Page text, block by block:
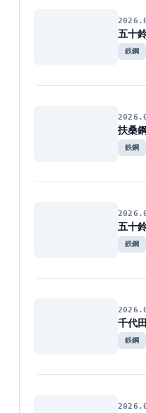
五十
鉄鋼
扶桑
鉄鋼
五十
鉄鋼
千代
鉄鋼